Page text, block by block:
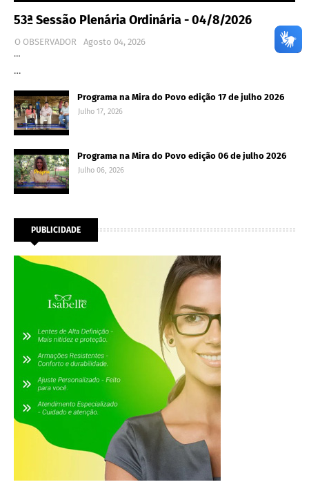
53ª Sessão Plenária Ordinária - 04/8/2026
O OBSERVADOR
Agosto 04, 2026
…
…
Programa na Mira do Povo edição 17 de julho 2026
Julho 17, 2026
Programa na Mira do Povo edição 06 de julho 2026
Julho 06, 2026
PUBLICIDADE